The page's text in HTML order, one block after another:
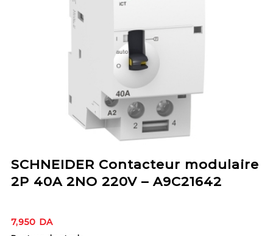
SCHNEIDER Contacteur modulaire
2P 40A 2NO 220V – A9C21642
7,950 DA